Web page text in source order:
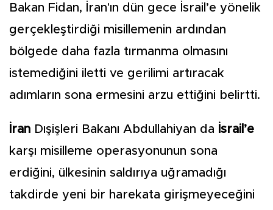
Bakan Fidan, İran'ın dün gece İsrail’e yönelik
gerçekleştirdiği misillemenin ardından
bölgede daha fazla tırmanma olmasını
istemediğini iletti ve gerilimi artıracak
adımların sona ermesini arzu ettiğini belirtti.
İran Dışişleri Bakanı Abdullahiyan da İsrail’e
karşı misilleme operasyonunun sona
erdiğini, ülkesinin saldırıya uğramadığı
takdirde yeni bir harekata girişmeyeceğini